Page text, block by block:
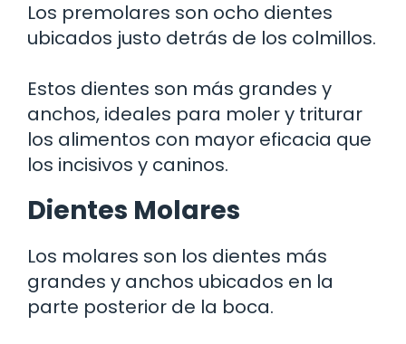
Los premolares son ocho dientes
ubicados justo detrás de los colmillos.
Estos dientes son más grandes y
anchos, ideales para moler y triturar
los alimentos con mayor eficacia que
los incisivos y caninos.
Dientes Molares
Los molares son los dientes más
grandes y anchos ubicados en la
parte posterior de la boca.